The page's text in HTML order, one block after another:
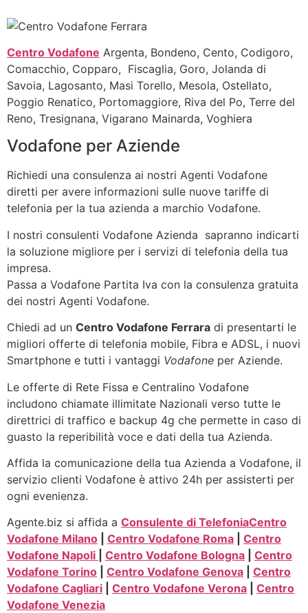
Centro Vodafone Argenta, Bondeno, Cento, Codigoro,
Comacchio, Copparo, Fiscaglia, Goro, Jolanda di
Savoia, Lagosanto, Masi Torello, Mesola, Ostellato,
Poggio Renatico, Portomaggiore, Riva del Po, Terre del
Reno, Tresignana, Vigarano Mainarda, Voghiera
Vodafone per Aziende
Richiedi una consulenza ai nostri Agenti Vodafone
diretti per avere informazioni sulle nuove tariffe di
telefonia per la tua azienda a marchio Vodafone.
I nostri consulenti Vodafone Azienda sapranno indicarti
la soluzione migliore per i servizi di telefonia della tua
impresa.
Passa a Vodafone Partita Iva con la consulenza gratuita
dei nostri Agenti Vodafone.
Chiedi ad un Centro Vodafone Ferrara di presentarti le
migliori offerte di telefonia mobile, Fibra e ADSL, i nuovi
Smartphone e tutti i vantaggi Vodafone per Aziende.
Le offerte di Rete Fissa e Centralino Vodafone
includono chiamate illimitate Nazionali verso tutte le
direttrici di traffico e backup 4g che permette in caso di
guasto la reperibilità voce e dati della tua Azienda.
Affida la comunicazione della tua Azienda a Vodafone, il
servizio clienti Vodafone è attivo 24h per assisterti per
ogni evenienza.
Agente.biz si affida a Consulente di TelefoniaCentro
Vodafone Milano
Centro Vodafone Roma
Centro
Vodafone Napoli
Centro Vodafone Bologna
Centro
Vodafone Torino
Centro Vodafone Genova
Centro
Vodafone Cagliari
Centro Vodafone Verona
Centro
Vodafone Venezia